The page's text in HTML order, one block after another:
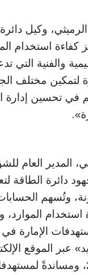
وكيل
كفاءة استخدام
والفنية التي
لتمكين مختلف
في تحسين إدارة
المدير العام
دائرة الطاقة
وتُسهم
الإمارة في
عبر الموقع